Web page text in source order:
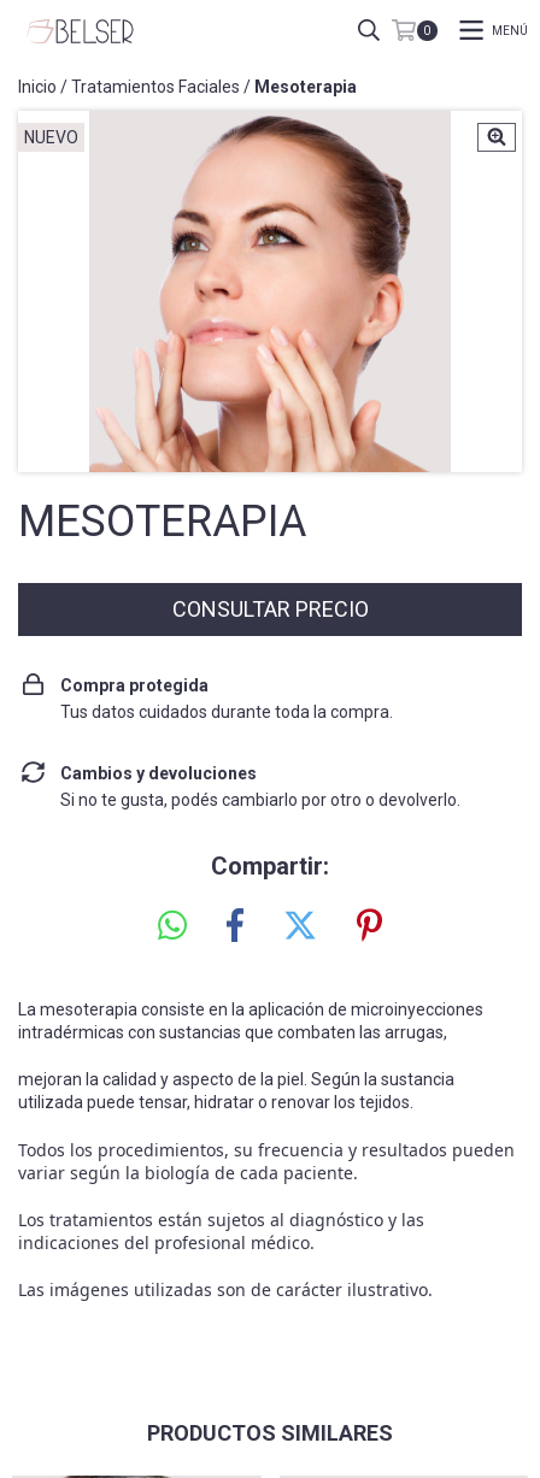
0 MENÚ
Inicio /Tratamientos Faciales / Mesoterapia
NUEVO
MESOTERAPIA
Compra protegida
Tus datos cuidados durante toda la compra.
Cambios y devoluciones
Si no te gusta, podés cambiarlo por otro o devolverlo.
Compartir:
La mesoterapia consiste en la aplicación de microinyecciones
intradérmicas con sustancias que combaten las arrugas,
mejoran la calidad y aspecto de la piel. Según la sustancia
utilizada puede tensar, hidratar o renovar los tejidos.
Todos los procedimientos, su frecuencia y resultados pueden
variar según la biología de cada paciente.
Los tratamientos están sujetos al diagnóstico y las
indicaciones del profesional médico.
Las imágenes utilizadas son de carácter ilustrativo.
PRODUCTOS SIMILARES